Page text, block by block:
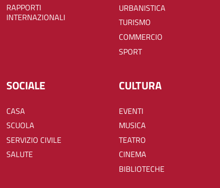
RAPPORTI
INTERNAZIONALI
URBANISTICA
TURISMO
COMMERCIO
SPORT
SOCIALE
CASA
SCUOLA
SERVIZIO CIVILE
SALUTE
CULTURA
EVENTI
MUSICA
TEATRO
CINEMA
BIBLIOTECHE